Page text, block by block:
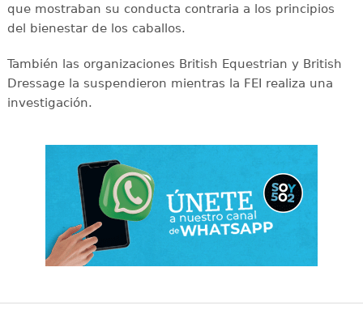
que mostraban su conducta contraria a los principios
del bienestar de los caballos.
También las organizaciones British Equestrian y British
Dressage la suspendieron mientras la FEI realiza una
investigación.